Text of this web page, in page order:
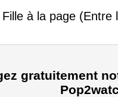
Fille à la page (Entre
gratuitement